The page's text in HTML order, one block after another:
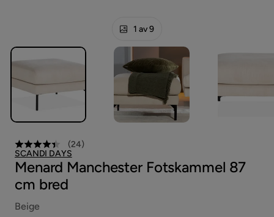
1 av 9
(24)
SCANDI DAYS
Menard Manchester Fotskammel 87
cm bred
Beige